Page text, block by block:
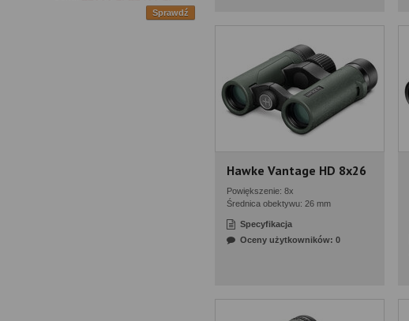
Sprawdź
Hawke Vantage HD 8x26
Powiększenie: 8x
Średnica obektywu: 26 mm
Specyfikacja
Oceny użytkowników: 0